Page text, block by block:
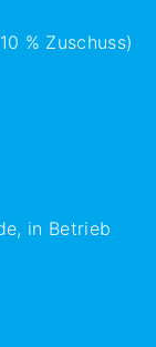
% Zuschuss)
in Betrieb